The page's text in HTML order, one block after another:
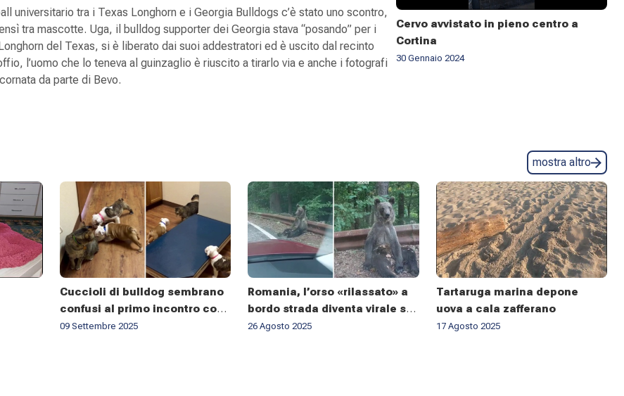
universitario tra i Texas Longhorn e i Georgia Bulldogs c’è stato uno scontro,
tra mascotte. Uga, il bulldog supporter dei Georgia stava “posando” per i
del Texas, si è liberato dai suoi addestratori ed è uscito dal recinto
l’uomo che lo teneva al guinzaglio è riuscito a tirarlo via e anche i fotografi
da parte di Bevo.
Cervo avvistato in pieno centro a
Cortina
30 Gennaio 2024
mostra altro
Cuccioli di bulldog sembrano
confusi al primo incontro con
un gatto
09 Settembre 2025
Romania, l’orso «rilassato» a
bordo strada diventa virale sui
social. Ma qualcuno avverte
26 Agosto 2025
Tartaruga marina depone
uova a cala zafferano
17 Agosto 2025